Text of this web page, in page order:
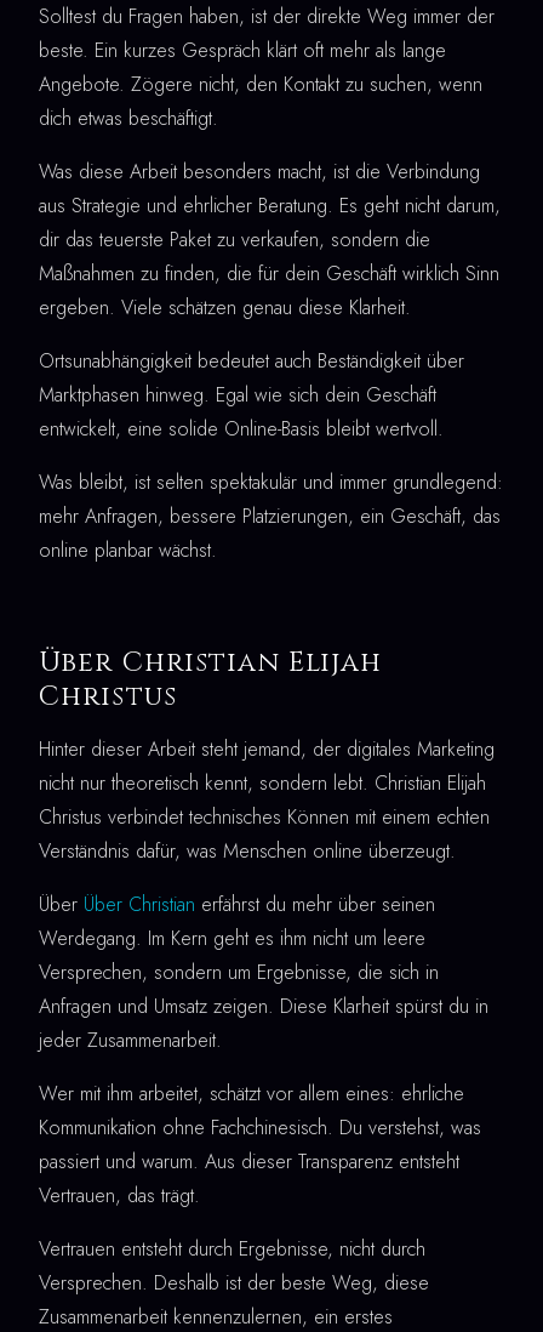
Solltest du Fragen haben, ist der direkte Weg immer der
beste. Ein kurzes Gespräch klärt oft mehr als lange
Angebote. Zögere nicht, den Kontakt zu suchen, wenn
dich etwas beschäftigt.
Was diese Arbeit besonders macht, ist die Verbindung
aus Strategie und ehrlicher Beratung. Es geht nicht darum,
dir das teuerste Paket zu verkaufen, sondern die
Maßnahmen zu finden, die für dein Geschäft wirklich Sinn
ergeben. Viele schätzen genau diese Klarheit.
Ortsunabhängigkeit bedeutet auch Beständigkeit über
Marktphasen hinweg. Egal wie sich dein Geschäft
entwickelt, eine solide Online-Basis bleibt wertvoll.
Was bleibt, ist selten spektakulär und immer grundlegend:
mehr Anfragen, bessere Platzierungen, ein Geschäft, das
online planbar wächst.
Über Christian Elijah
Christus
Hinter dieser Arbeit steht jemand, der digitales Marketing
nicht nur theoretisch kennt, sondern lebt. Christian Elijah
Christus verbindet technisches Können mit einem echten
Verständnis dafür, was Menschen online überzeugt.
Über Über Christian erfährst du mehr über seinen
Werdegang. Im Kern geht es ihm nicht um leere
Versprechen, sondern um Ergebnisse, die sich in
Anfragen und Umsatz zeigen. Diese Klarheit spürst du in
jeder Zusammenarbeit.
Wer mit ihm arbeitet, schätzt vor allem eines: ehrliche
Kommunikation ohne Fachchinesisch. Du verstehst, was
passiert und warum. Aus dieser Transparenz entsteht
Vertrauen, das trägt.
Vertrauen entsteht durch Ergebnisse, nicht durch
Versprechen. Deshalb ist der beste Weg, diese
Zusammenarbeit kennenzulernen, ein erstes